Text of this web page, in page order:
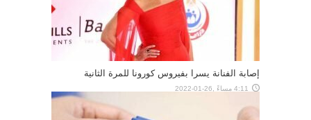
إصابة الفنانة يسرا بفيروس كورونا للمرة الثانية
4:11 مساءً ,26-01-2022